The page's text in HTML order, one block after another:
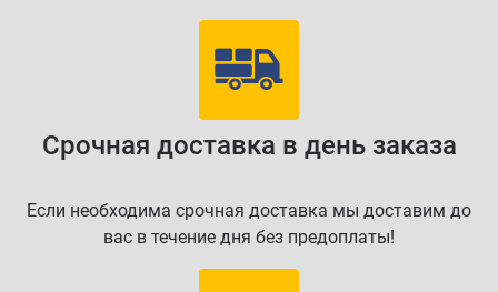
Срочная доставка в день заказа
Если необходима срочная доставка мы доставим до
вас в течение дня без предоплаты!